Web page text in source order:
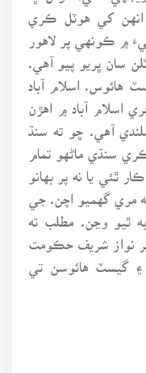
انهن کي هوٽل ڪري
۾ ڪونهي پر لاهور
سان ڀريو پيو آهي.
هائوس. اسلام آباد
اسلام آباد ۾ اهڙن
آهي. ڇو ته سنڌ
سنڌي ماڻهو تمام
ٿئي يا نه پر بهانو
مري گهميو اچن. جي
ٿيو وڃن. مطلب ته
پر نواز شريف حڪومت
۽ گيسٽ هائوسن تي